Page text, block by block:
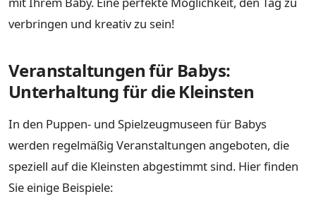
verbringen und kreativ zu sein!
Veranstaltungen für Babys:
Unterhaltung für die Kleinsten
In den Puppen- und Spielzeugmuseen für Babys
werden regelmäßig Veranstaltungen angeboten, die
speziell auf die Kleinsten abgestimmt sind. Hier finden
Sie einige Beispiele: